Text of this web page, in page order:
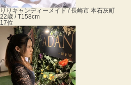
りり キャンディーメイド / 長崎市 本石灰町
22歳 / T158cm
17位